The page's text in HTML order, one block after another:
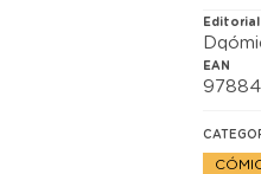
Editorial
EAN